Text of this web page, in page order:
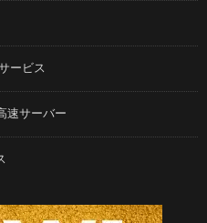
ービス
速サーバー